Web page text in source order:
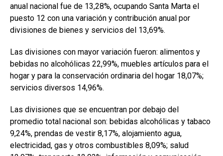
anual nacional fue de 13,28%, ocupando Santa Marta el
puesto 12 con una variación y contribución anual por
divisiones de bienes y servicios del 13,69%.
Las divisiones con mayor variación fueron: alimentos y
bebidas no alcohólicas 22,99%, muebles artículos para el
hogar y para la conservación ordinaria del hogar 18,07%;
servicios diversos 14,96%.
Las divisiones que se encuentran por debajo del
promedio total nacional son: bebidas alcohólicas y tabaco
9,24%, prendas de vestir 8,17%, alojamiento agua,
electricidad, gas y otros combustibles 8,09%; salud